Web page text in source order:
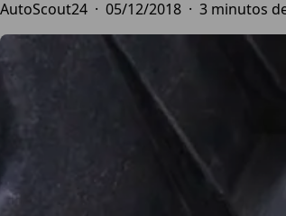
AutoScout24 · 05/12/2018 · 3 minutos